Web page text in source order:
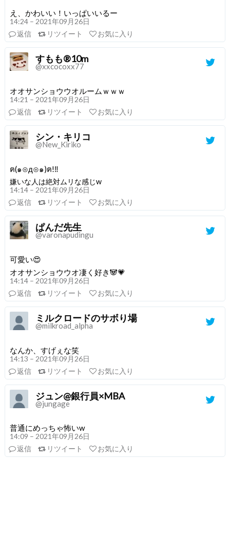
え、かわいい！いっぱいいるー
14:24 – 2021年09月26日
返信
リツイート お気に入り
すもも®︎10m
@xxcocoxx77
オオサンショウウオルームｗｗｗ
14:21 – 2021年09月26日
返信
リツイート お気に入り
シン・キリコ
@New_Kiriko
ฅ(๑⊙д⊙๑)ฅ!‼
嫌いな人は絶対ムリな感じw
14:14 – 2021年09月26日
返信
リツイート お気に入り
ぱんだ先生
@varonapudingu
可愛い😍
オオサンショウウオ凄く好き🐼💗
14:14 – 2021年09月26日
返信
リツイート お気に入り
ミルクロードのサボり場
@milkroad_alpha
なんか、すげぇな笑
14:13 – 2021年09月26日
返信
リツイート お気に入り
ジュン@銀行員×MBA
@jungage
普通にめっちゃ怖いw
14:09 – 2021年09月26日
返信
リツイート お気に入り